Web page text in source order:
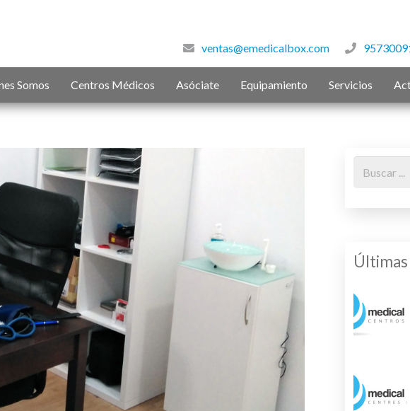
ventas@emedicalbox.com
Somos Centros Médicos Asóciate Equipamiento Servicios